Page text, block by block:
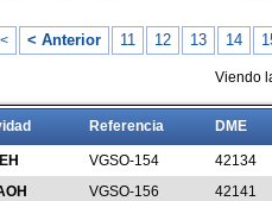
< Anterior 11 12 13 14
Viendo
Referencia DME
VGSO-154 42134
VGSO-156 42141